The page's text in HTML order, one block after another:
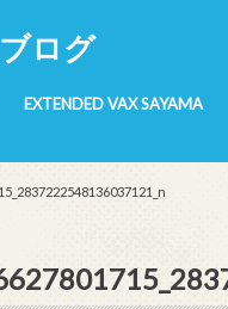
ログ
EXTENDED VAX SAYAMA